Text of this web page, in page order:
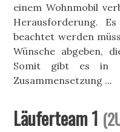
einem Wohnmobil
Herausforderung.
beachtet werden
Wünsche abgeben,
Somit gibt es in
Zusammensetzung ...
Läuferteam 1